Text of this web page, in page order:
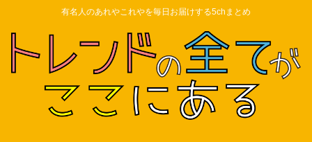
有名人のあれやこれやを毎日お届けする5chまとめ